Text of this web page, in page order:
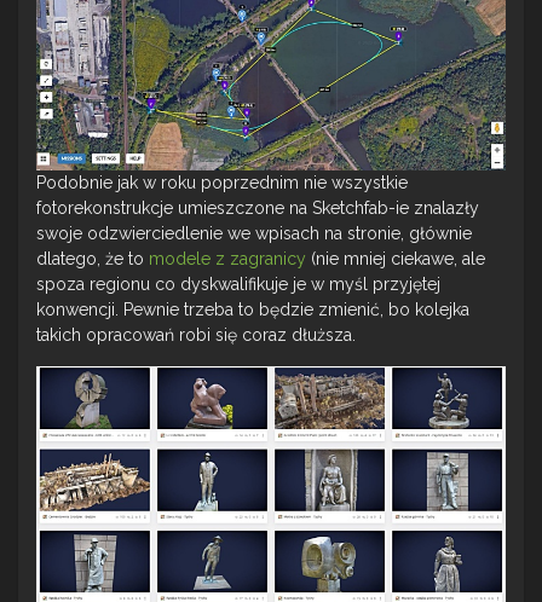
Podobnie jak w roku poprzednim nie wszystkie
fotorekonstrukcje umieszczone na Sketchfab-ie znalazły
swoje odzwierciedlenie we wpisach na stronie, głównie
dlatego, że to modele z zagranicy (nie mniej ciekawe, ale
spoza regionu co dyskwalifikuje je w myśl przyjętej
konwencji. Pewnie trzeba to będzie zmienić, bo kolejka
takich opracowań robi się coraz dłuższa.